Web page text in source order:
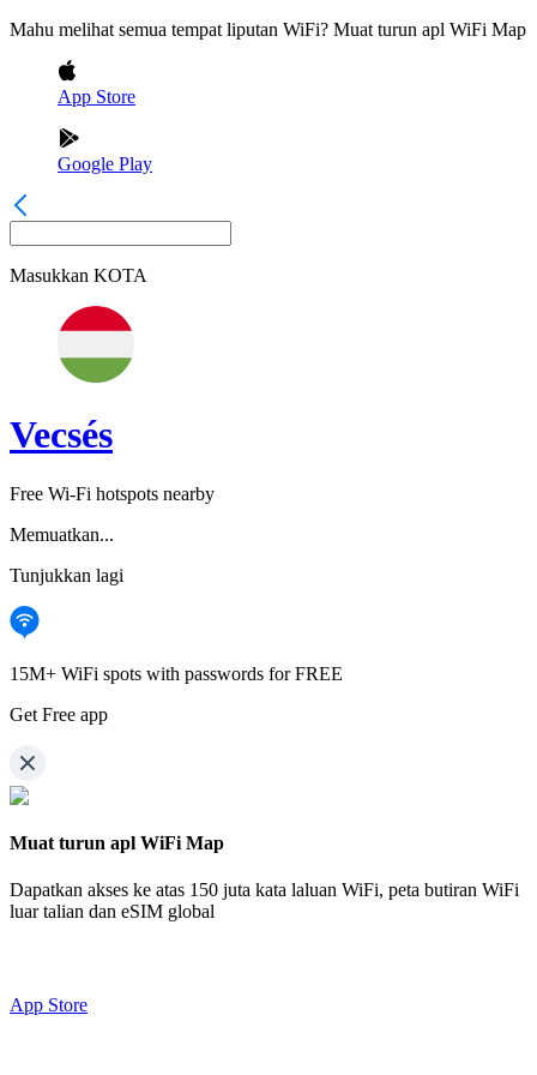
Mahu melihat semua tempat liputan WiFi? Muat turun apl WiFi Map
App Store
Google Play
Masukkan KOTA
Vecsés
Free Wi-Fi hotspots nearby
Memuatkan...
Tunjukkan lagi
15M+ WiFi spots with passwords for FREE
Get Free app
Muat turun apl WiFi Map
Dapatkan akses ke atas 150 juta kata laluan WiFi, peta butiran WiFi
luar talian dan eSIM global
App Store